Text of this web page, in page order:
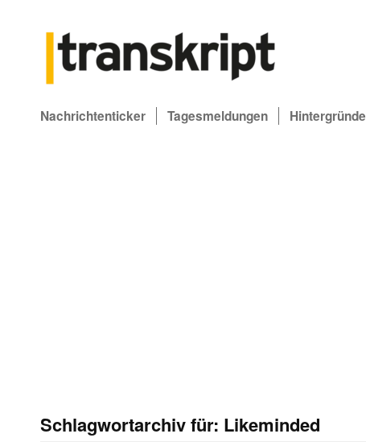
Nachrichtenticker Tagesmeldungen Hintergründe
Schlagwortarchiv für: Likeminded